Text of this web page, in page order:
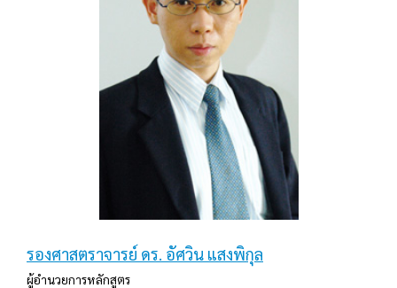
รองศาสตราจารย์ ดร. อัศวิน แสงพิกุล
ผู้อำนวยการหลักสูตร